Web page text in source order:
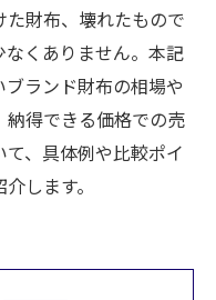
財布、壊れたもので
くありません。本記
ランド財布の相場や
得できる価格での売
、具体例や比較ポイ
します。